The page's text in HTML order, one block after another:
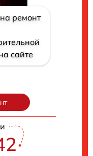
ремонт
сайте